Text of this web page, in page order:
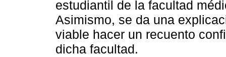
estudiantil de la facultad
Asimismo, se da una
viable hacer un recuento
dicha facultad.